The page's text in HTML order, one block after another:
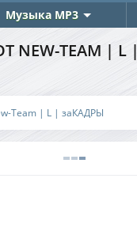
Музыка MP3
NEW-TEAM | L |
Team | L | заКАДРЫ